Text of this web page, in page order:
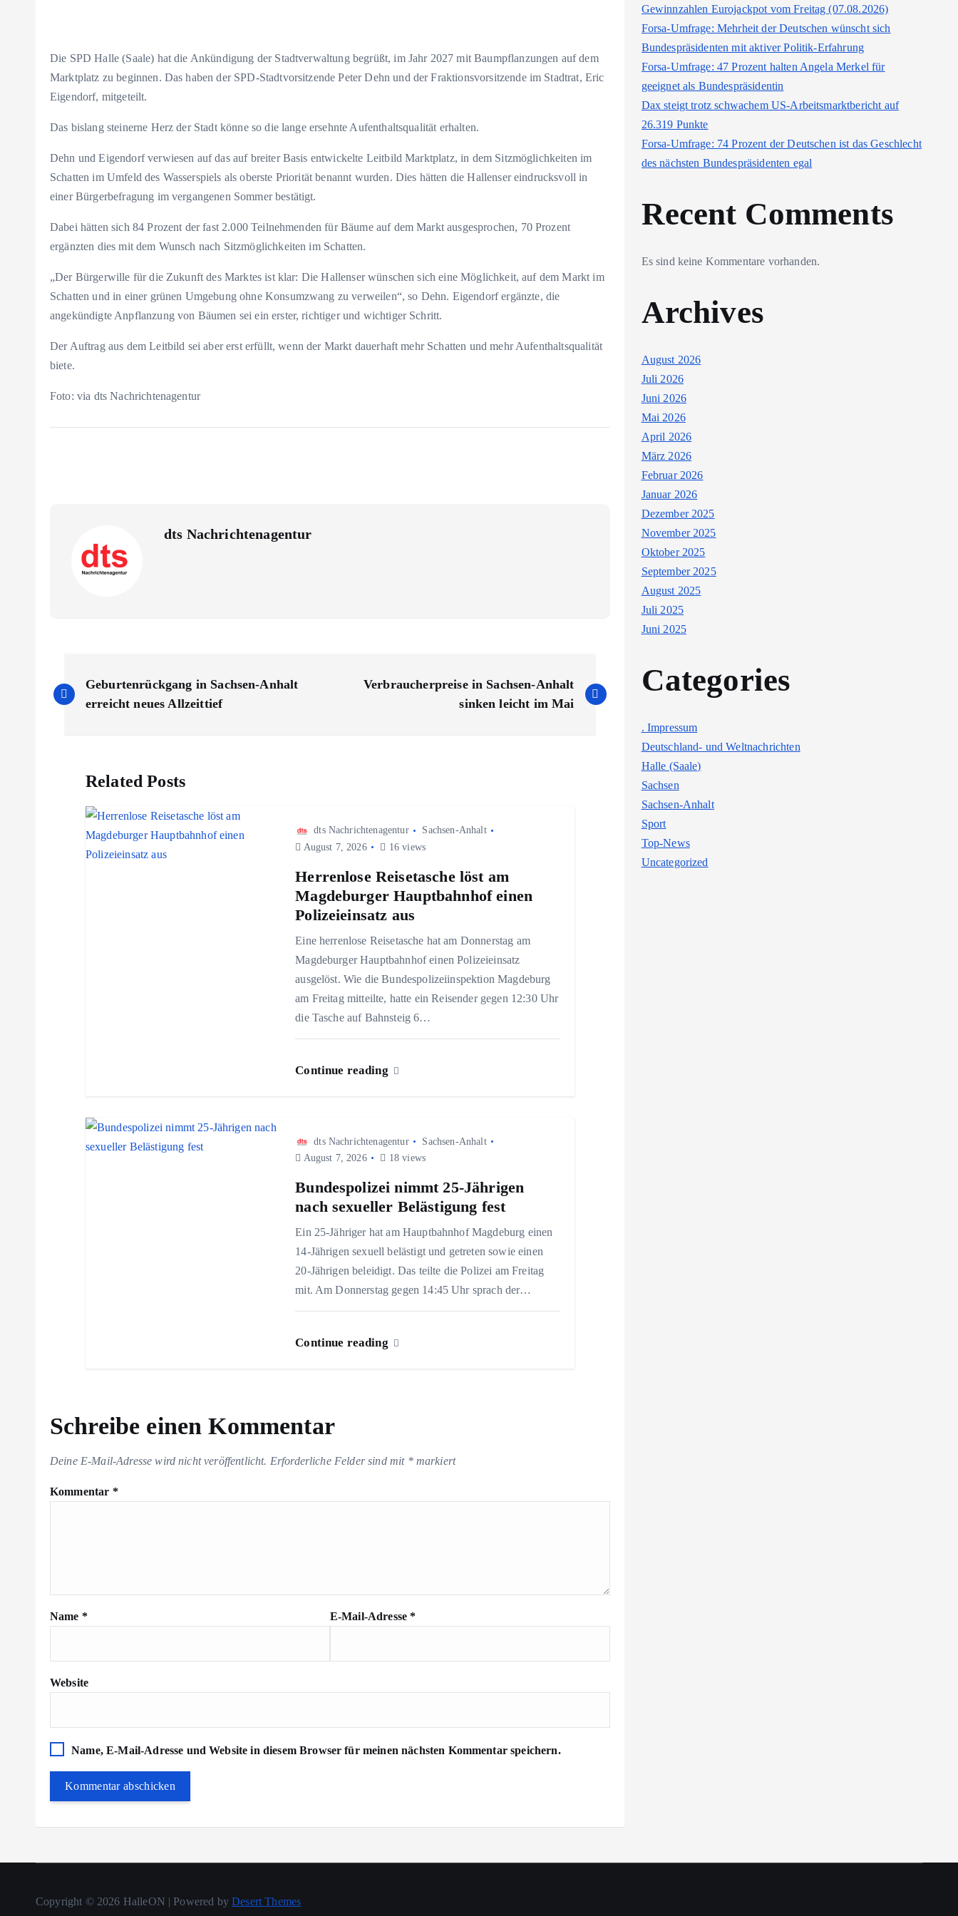
Die SPD Halle (Saale) hat die Ankündigung der Stadtverwaltung begrüßt, im Jahr 2027 mit Baumpflanzungen auf dem
Marktplatz zu beginnen. Das haben der SPD-Stadtvorsitzende Peter Dehn und der Fraktionsvorsitzende im Stadtrat, Eric
Eigendorf, mitgeteilt.
Das bislang steinerne Herz der Stadt könne so die lange ersehnte Aufenthaltsqualität erhalten.
Dehn und Eigendorf verwiesen auf das auf breiter Basis entwickelte Leitbild Marktplatz, in dem Sitzmöglichkeiten im
Schatten im Umfeld des Wasserspiels als oberste Priorität benannt wurden. Dies hätten die Hallenser eindrucksvoll in
einer Bürgerbefragung im vergangenen Sommer bestätigt.
Dabei hätten sich 84 Prozent der fast 2.000 Teilnehmenden für Bäume auf dem Markt ausgesprochen, 70 Prozent
ergänzten dies mit dem Wunsch nach Sitzmöglichkeiten im Schatten.
„Der Bürgerwille für die Zukunft des Marktes ist klar: Die Hallenser wünschen sich eine Möglichkeit, auf dem Markt im
Schatten und in einer grünen Umgebung ohne Konsumzwang zu verweilen“, so Dehn. Eigendorf ergänzte, die
angekündigte Anpflanzung von Bäumen sei ein erster, richtiger und wichtiger Schritt.
Der Auftrag aus dem Leitbild sei aber erst erfüllt, wenn der Markt dauerhaft mehr Schatten und mehr Aufenthaltsqualität
biete.
Foto: via dts Nachrichtenagentur
dts Nachrichtenagentur
e
Geburtenrückgang in Sachsen-Anhalt
erreicht neues Allzeittief
Verbraucherpreise in Sachsen-Anhalt
sinken leicht im Mai
Related Posts
dts Nachrichtenagentur
Sachsen-Anhalt
August 7, 2026
16 views
Herrenlose Reisetasche löst am
Magdeburger Hauptbahnhof einen
Polizeieinsatz aus
Eine herrenlose Reisetasche hat am Donnerstag am
Magdeburger Hauptbahnhof einen Polizeieinsatz
ausgelöst. Wie die Bundespolizeiinspektion Magdeburg
am Freitag mitteilte, hatte ein Reisender gegen 12:30 Uhr
die Tasche auf Bahnsteig 6…
Continue reading
dts Nachrichtenagentur
Sachsen-Anhalt
August 7, 2026
18 views
Bundespolizei nimmt 25-Jährigen
nach sexueller Belästigung fest
Ein 25-Jähriger hat am Hauptbahnhof Magdeburg einen
14-Jährigen sexuell belästigt und getreten sowie einen
20-Jährigen beleidigt. Das teilte die Polizei am Freitag
mit. Am Donnerstag gegen 14:45 Uhr sprach der…
Continue reading
Schreibe einen Kommentar
Deine E-Mail-Adresse wird nicht veröffentlicht. Erforderliche Felder sind mit *markiert
Kommentar *
Name * E-Mail-Adresse *
Website
Name, E-Mail-Adresse und Website in diesem Browser für meinen nächsten Kommentar speichern.
Gewinnzahlen Eurojackpot vom Freitag (07.08.2026)
Forsa-Umfrage: Mehrheit der Deutschen wünscht sich
Bundespräsidenten mit aktiver Politik-Erfahrung
Forsa-Umfrage: 47 Prozent halten Angela Merkel für
geeignet als Bundespräsidentin
Dax steigt trotz schwachem US-Arbeitsmarktbericht auf
26.319 Punkte
Forsa-Umfrage: 74 Prozent der Deutschen ist das Geschlecht
des nächsten Bundespräsidenten egal
Recent Comments
Es sind keine Kommentare vorhanden.
Archives
August 2026
Juli 2026
Juni 2026
Mai 2026
April 2026
März 2026
Februar 2026
Januar 2026
Dezember 2025
November 2025
Oktober 2025
September 2025
August 2025
Juli 2025
Juni 2025
Categories
. Impressum
Deutschland- und Weltnachrichten
Halle (Saale)
Sachsen
Sachsen-Anhalt
Sport
Top-News
Uncategorized
Copyright © 2026 HalleON | Powered byDesert Themes